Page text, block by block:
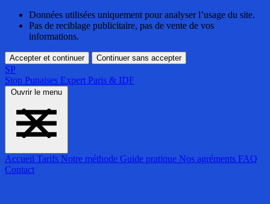
Données utilisées uniquement pour analyser l’usage du site.
Pas de reciblage publicitaire, pas de vente de vos
informations.
Accepter et continuer Continuer sans accepter
SP
Stop Punaises Expert Paris & IDF
Ouvrir le menu
Accueil Tarifs Notre méthode Guide pratique Nos agréments FAQ
Contact
Accueil